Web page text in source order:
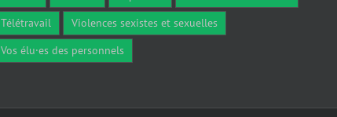
Télétravail
Violences sexistes et sexuelles
Vos élu·es des personnels